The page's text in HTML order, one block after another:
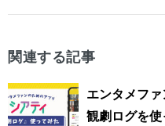
関連する記事
エンタメファ
観劇ログを使